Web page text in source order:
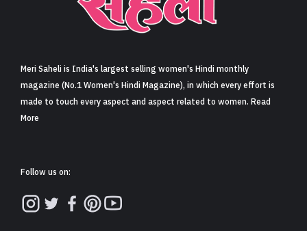
Meri Saheli is India's largest selling women's Hindi monthly
magazine (No.1 Women's Hindi Magazine), in which every effort is
made to touch every aspect and aspect related to women. Read
More
Follow us on: